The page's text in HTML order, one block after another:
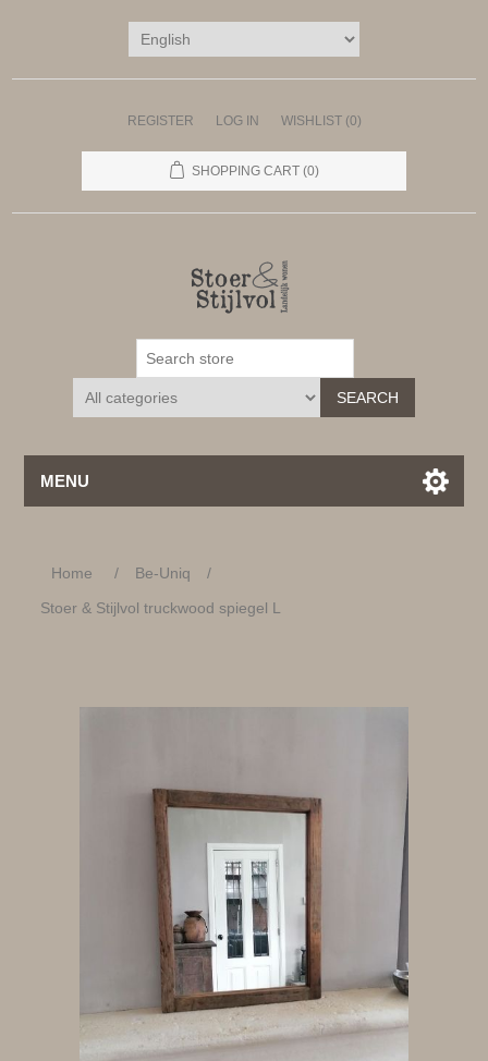
REGISTER LOG IN WISHLIST (0)
SHOPPING CART (0)
SEARCH
MENU
Home / Be-Uniq
/
Stoer & Stijlvol truckwood spiegel L